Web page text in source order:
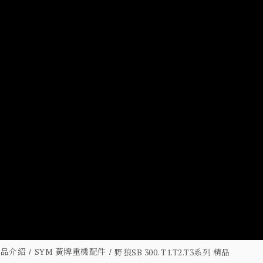
介紹 SYM 黃牌重機配件 野狼SB 300. T1.T2.T3系列 精品